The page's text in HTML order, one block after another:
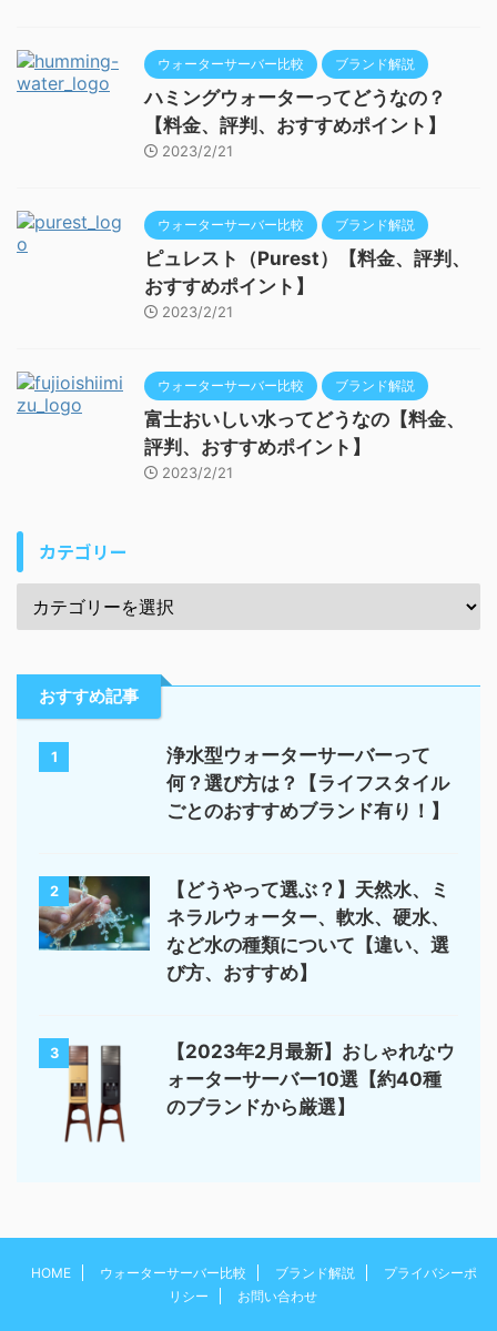
ウォーターサーバー比較 ブランド解説
ハミングウォーターってどうなの？
【料金、評判、おすすめポイント】
2023/2/21
ウォーターサーバー比較 ブランド解説
ピュレスト（Purest）【料金、評判、
おすすめポイント】
2023/2/21
ウォーターサーバー比較 ブランド解説
富士おいしい水ってどうなの【料金、
評判、おすすめポイント】
2023/2/21
カテゴリー
おすすめ記事
1
浄水型ウォーターサーバーって
何？選び方は？【ライフスタイル
ごとのおすすめブランド有り！】
2
【どうやって選ぶ？】天然水、ミ
ネラルウォーター、軟水、硬水、
など水の種類について【違い、選
び方、おすすめ】
3
【2023年2月最新】おしゃれなウ
ォーターサーバー10選【約40種
のブランドから厳選】
HOME ウォーターサーバー比較 ブランド解説
プライバシーポ
リシー
お問い合わせ